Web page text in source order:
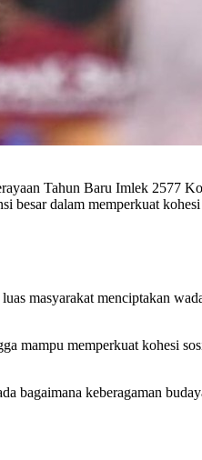
Tahun Baru Imlek 2577
dalam memperkuat
masyarakat menciptakan
mampu memperkuat kohesi
bagaimana keberagaman